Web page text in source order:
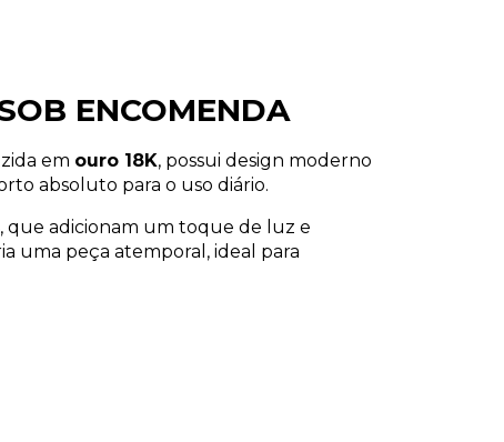
ENCOMENDA
em ouro 18K, possui design moderno
absoluto para o uso diário.
, que adicionam um toque de luz e
uma peça atemporal, ideal para